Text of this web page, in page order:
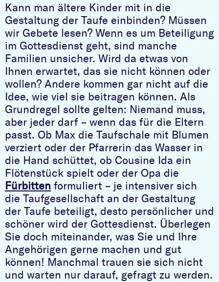
Kann man ältere Kinder mit in die
Gestaltung der Taufe einbinden? Müssen
wir Gebete lesen? Wenn es um Beteiligung
im Gottesdienst geht, sind manche
Familien unsicher. Wird da etwas von
Ihnen erwartet, das sie nicht können oder
wollen? Andere kommen gar nicht auf die
Idee, wie viel sie beitragen können. Als
Grundregel sollte gelten: Niemand muss,
aber jeder darf – wenn das für die Eltern
passt. Ob Max die Taufschale mit Blumen
verziert oder der Pfarrerin das Wasser in
die Hand schüttet, ob Cousine Ida ein
Flötenstück spielt oder der Opa die
Fürbitten formuliert – je intensiver sich
die Taufgesellschaft an der Gestaltung
der Taufe beteiligt, desto persönlicher und
schöner wird der Gottesdienst. Überlegen
Sie doch miteinander, was Sie und Ihre
Angehörigen gerne machen und gut
können! Manchmal trauen sie sich nicht
und warten nur darauf, gefragt zu werden.